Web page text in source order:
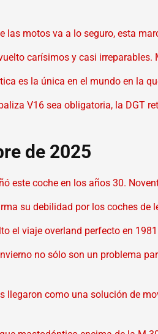
las motos va a lo seguro, esta
carísimos y casi
es la única en el mundo en la
V16 sea obligatoria, la DGT
de 2025
este coche en los años 30.
su debilidad por los coches
el viaje overland perfecto en
no sólo son un problema
llegaron como una solución de